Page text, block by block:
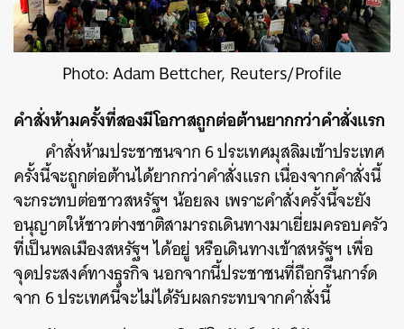
Photo: Adam Bettcher, Reuters/Profile
คำสั่งห้ามครั้งที่สองมีโอกาสถูกต่อต้านยากกว่าคำสั่งแรก
คำสั่งห้ามประชาชนจาก 6 ประเทศมุสลิมเข้าประเทศ
ครั้งนี้จะถูกต่อต้านได้ยากกว่าคำสั่งแรก เนื่องจากคำสั่งนี้
จะกระทบต่อชาวสหรัฐฯ น้อยลง เพราะคำสั่งครั้งนี้จะยัง
อนุญาตให้ชาวต่างชาติสามารถเดินทางมาเยี่ยมครอบครัว
ที่เป็นพลเมืองสหรัฐฯ ได้อยู่ หรือเดินทางเข้าสหรัฐฯ เพื่อ
จุดประสงค์ทางธุรกิจ นอกจากนี้ประชาชนที่ถือกรีนการ์ด
จาก 6 ประเทศนี้จะไม่ได้รับผลกระทบจากคำสั่งนี้
ค้นหา
SHARE TWEET LINE EMAIL